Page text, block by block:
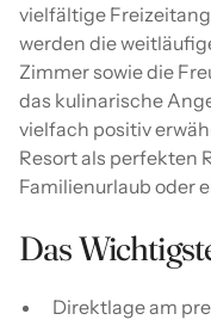
vielfältige
werden die
Zimmer sowie die
das kulinarische
vielfach positiv
Resort als perfekten
Familienurlaub oder
Das
Direktlage am